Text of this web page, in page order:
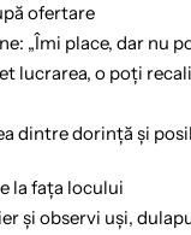
ofertare
„Îmi place, dar nu
lucrarea, o poți
dintre dorință și
la fața locului
și observi uși,